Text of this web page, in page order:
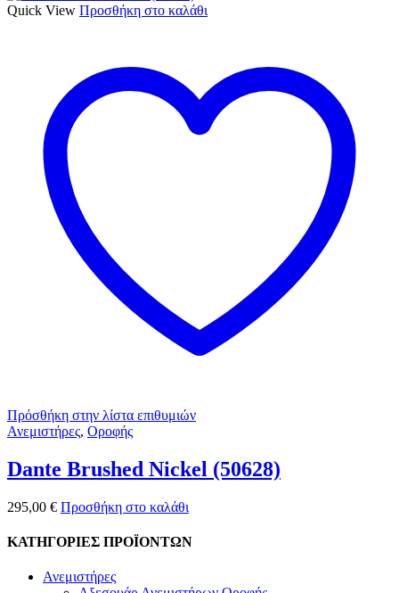
Quick View Προσθήκη στο καλάθι
Πρόσθήκη στην λίστα επιθυμιών
Ανεμιστήρες, Οροφής
Dante Brushed Nickel (50628)
295,00 € Προσθήκη στο καλάθι
ΚΑΤΗΓΟΡΙΕΣ ΠΡΟΪΟΝΤΩΝ
Ανεμιστήρες